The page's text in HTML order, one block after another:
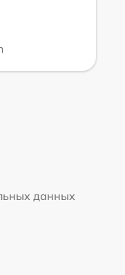
данных